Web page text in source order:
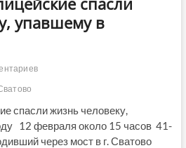
упавшему в
спасли жизнь человеку,
12 февраля около 15 часов 41-
через мост в г. Сватово